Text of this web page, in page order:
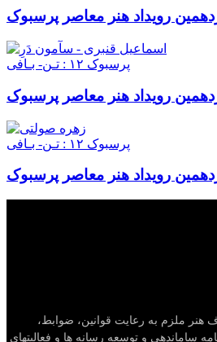
رویداد هنر معاصر پرسبوک
پرسبوک ۱۲ : تـن- بـافی
رویداد هنر معاصر پرسبوک
پرسبوک ۱۲ : تـن- بـافی
رویداد هنر معاصر پرسبوک
هنر ملزم به رعایت قوانين، ضوابط،
ساماندهي و توسعه رسانه ها و فعاليتهاي